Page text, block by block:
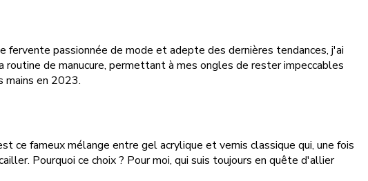
passionnée de mode et adepte des dernières tendances, j'ai
routine de manucure, permettant à mes ongles de rester impeccables
mains en 2023.
ce fameux mélange entre gel acrylique et vernis classique qui, une fois
Pourquoi ce choix ? Pour moi, qui suis toujours en quête d'allier